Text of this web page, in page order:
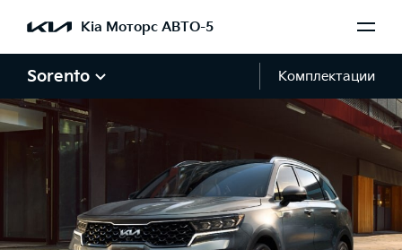
Kia Моторс АВТО-5
Sorento Комплектации
Галерея Sorento